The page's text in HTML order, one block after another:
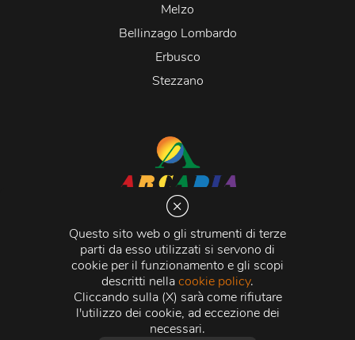
Questo sito web o gli strumenti di terze
parti da esso utilizzati si servono di
cookie per il funzionamento e gli scopi
descritti nellacookie policy.
Cliccando sulla (X) sarà come rifiutare
l'utilizzo dei cookie, ad eccezione dei
necessari.
Melzo
Bellinzago Lombardo
Erbusco
Stezzano
Via Martiri della Libertà 20066 Melzo (MI)
C.C.I.A.A. - R.E.A di Milano n. 1427910
Registro delle Imprese di Milano n. 338392 -
Fiscale e Partita Iva11015840157 | Capitale Sociale
500.000,00 i.v.
Credits:Crea Informatica S.r.l. 2026 © Tutti i diritti
riservati.